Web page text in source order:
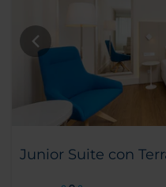
Junior Suite con